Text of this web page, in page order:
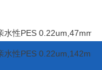
性PES 0.22um,47mm
性PES 0.22um,142mm